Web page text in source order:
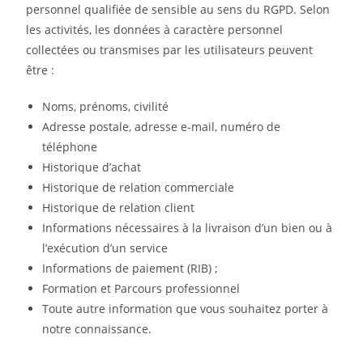
personnel qualifiée de sensible au sens du RGPD. Selon
les activités, les données à caractère personnel
collectées ou transmises par les utilisateurs peuvent
être :
Noms, prénoms, civilité
Adresse postale, adresse e-mail, numéro de
téléphone
Historique d’achat
Historique de relation commerciale
Historique de relation client
Informations nécessaires à la livraison d’un bien ou à
l’exécution d’un service
Informations de paiement (RIB) ;
Formation et Parcours professionnel
Toute autre information que vous souhaitez porter à
notre connaissance.